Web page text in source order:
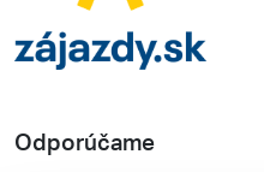
Odporúčame